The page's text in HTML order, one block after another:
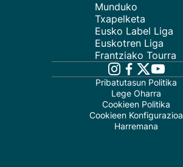
Munduko
Txapelketa
Eusko Label Liga
Euskotren Liga
Frantziako Tourra
Pribatutasun Politika
Lege Oharra
Cookieen Politika
Cookieen Konfigurazioa
Harremana